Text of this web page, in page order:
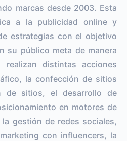
marcas desde 2003. Esta
a la publicidad online y
estrategias con el objetivo
su público meta de manera
realizan distintas acciones
la confección de sitios
de sitios, el desarrollo de
en motores de
la gestión de redes sociales,
con influencers, la